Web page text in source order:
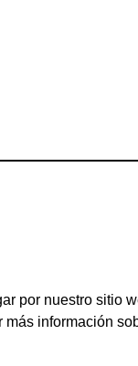
por nuestro sitio
más información